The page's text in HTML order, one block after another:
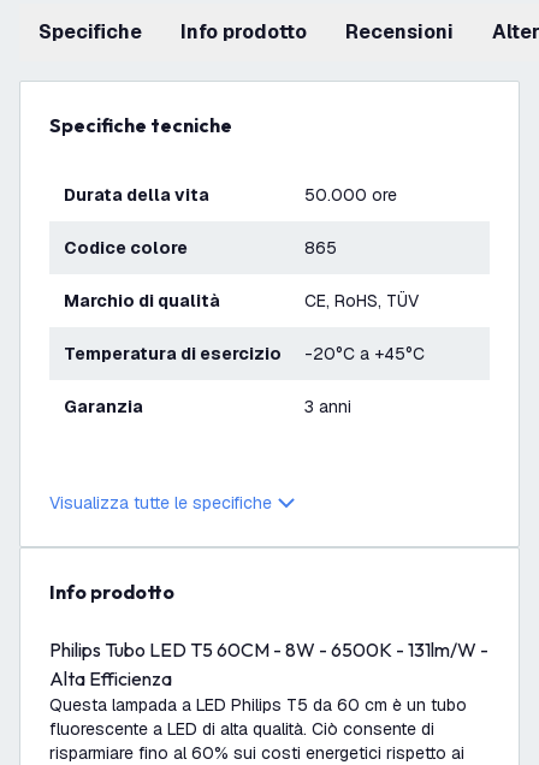
Specifiche info prodotto recensioni
Specifiche tecniche
Durata della vita 50.000 ore
Codice colore 865
Marchio di qualità CE, RoHS, TÜV
Temperatura di esercizio -20°C a +45°C
Garanzia 3 anni
Visualizza tutte le specifiche
info prodotto
Philips Tubo LED T5 60CM - 8W - 6500K - 131lm/W -
Alta Efficienza
Questa lampada a LED Philips T5 da 60 cm è un tubo
fluorescente a LED di alta qualità. Ciò consente di
risparmiare fino al 60% sui costi energetici rispetto ai